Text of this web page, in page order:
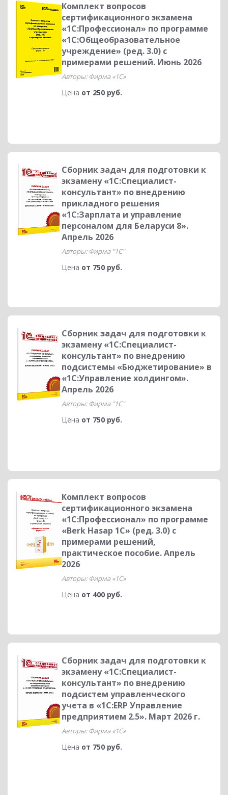
Комплект вопросов
сертификационного экзамена
«1С:Профессионал» по программе
«1С:Общеобразовательное
учреждение» (ред. 3.0) с
примерами решений. Июнь 2026
Авторы: Фирма «1С»
Цена от 250 руб.
Сборник задач для подготовки к
экзамену «1С:Специалист-
консультант» по внедрению
прикладного решения
«1С:Зарплата и управление
персоналом для Беларуси 8».
Апрель 2026
Авторы: Фирма "1С"
Цена от 750 руб.
Сборник задач для подготовки к
экзамену «1С:Специалист-
консультант» по внедрению
подсистемы «Бюджетирование» в
«1С:Управление холдингом».
Апрель 2026
Авторы: Фирма "1С"
Цена от 750 руб.
Комплект вопросов
сертификационного экзамена
«1С:Профессионал» по программе
«Berk Hasap 1C» (ред. 3.0) с
примерами решений,
практическое пособие. Апрель
2026
Авторы: Фирма «1С»
Цена от 400 руб.
Сборник задач для подготовки к
экзамену «1С:Специалист-
консультант» по внедрению
подсистем управленческого
учета в «1С:ERP Управление
предприятием 2.5». Март 2026 г.
Авторы: Фирма «1С»
Цена от 750 руб.